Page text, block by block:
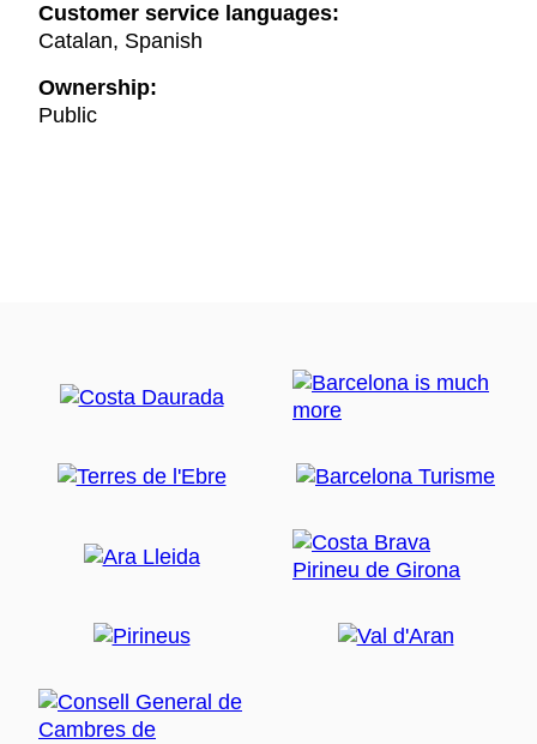
Customer service languages:
Catalan, Spanish
Ownership:
Public